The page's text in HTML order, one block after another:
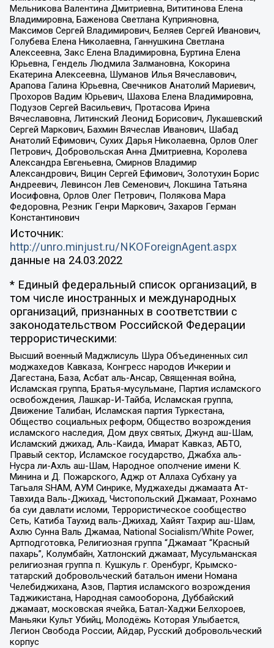
Мельникова Валентина Дмитриевна, Вититинова Елена
Владимировна, Баженова Светлана Куприяновна,
Максимов Сергей Владимирович, Беляев Сергей Иванович,
Голубева Елена Николаевна, Ганнушкина Светлана
Алексеевна, Закс Елена Владимировна, Буртина Елена
Юрьевна, Гендель Людмила Залмановна, Кокорина
Екатерина Алексеевна, Шуманов Илья Вячеславович,
Арапова Галина Юрьевна, Свечников Анатолий Мариевич,
Прохоров Вадим Юрьевич, Шахова Елена Владимировна,
Подузов Сергей Васильевич, Протасова Ирина
Вячеславовна, Литинский Леонид Борисович, Лукашевский
Сергей Маркович, Бахмин Вячеслав Иванович, Шабад
Анатолий Ефимович, Сухих Дарья Николаевна, Орлов Олег
Петрович, Добровольская Анна Дмитриевна, Королева
Александра Евгеньевна, Смирнов Владимир
Александрович, Вицин Сергей Ефимович, Золотухин Борис
Андреевич, Левинсон Лев Семенович, Локшина Татьяна
Иосифовна, Орлов Олег Петрович, Полякова Мара
Федоровна, Резник Генри Маркович, Захаров Герман
Константинович
Источник:
http://unro.minjust.ru/NKOForeignAgent.aspx
данные на 24.03.2022
* Единый федеральный список организаций, в
том числе иностранных и международных
организаций, признанных в соответствии с
законодательством Российской Федерации
террористическими:
Высший военный Маджлисуль Шура Объединенных сил
моджахедов Кавказа, Конгресс народов Ичкерии и
Дагестана, База, Асбат аль-Ансар, Священная война,
Исламская группа, Братья-мусульмане, Партия исламского
освобождения, Лашкар-И-Тайба, Исламская группа,
Движение Талибан, Исламская партия Туркестана,
Общество социальных реформ, Общество возрождения
исламского наследия, Дом двух святых, Джунд аш-Шам,
Исламский джихад, Аль-Каида, Имарат Кавказ, АБТО,
Правый сектор, Исламское государство, Джабха аль-
Нусра ли-Ахль аш-Шам, Народное ополчение имени К.
Минина и Д. Пожарского, Аджр от Аллаха Субхану уа
Тагьаля SHAM, АУМ Синрике, Муджахеды джамаата Ат-
Тавхида Валь-Джихад, Чистопольский Джамаат, Рохнамо
ба суи давлати исломи, Террористическое сообщество
Сеть, Катиба Таухид валь-Джихад, Хайят Тахрир аш-Шам,
Ахлю Сунна Валь Джамаа, National Socialism/White Power,
Артподготовка, Религиозная группа “Джамаат “Красный
пахарь”, Колумбайн, Хатлонский джамаат, Мусульманская
религиозная группа п. Кушкуль г. Оренбург, Крымско-
татарский добровольческий батальон имени Номана
Челебиджихана, Азов, Партия исламского возрождения
Таджикистана, Народная самооборона, Дуббайский
джамаат, московская ячейка, Батал-Хаджи Белхороев,
Маньяки Культ Убийц, Молодёжь Которая Улыбается,
Легион Свобода России, Айдар, Русский добровольческий
корпус